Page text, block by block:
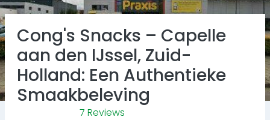
Previous
Cong's Snacks – Capelle
aan den IJssel, Zuid-
Holland: Een Authentieke
Smaakbeleving
7 Reviews